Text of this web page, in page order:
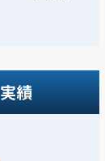
績